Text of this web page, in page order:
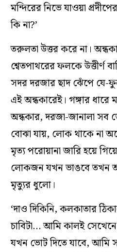
মন্দিরের নিভে যাওয়া
কি না?’
তরুলতা উত্তর করে না।
শ্বেতপাথরের ফলকে উত্তীর্ণ
সদর দরজার ছাদ ঝেঁপে
এই অন্ধকারেই। গঙ্গার
অন্ধকার, দরজা-জানালা সব
বোঝা যায়, লোক থাকে না
মৃত্য পরোয়ানা জারি হয়ে
লোকজন যখন ভাঙবে তখন
মৃত্যুর ধুলো।
‘দাও দিকিনি, কলকাতার
চাবিটা… আমি কালই
যখন ভোট দিতে যাবে, আমি